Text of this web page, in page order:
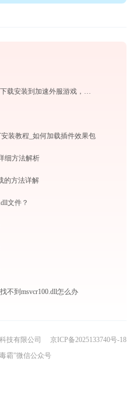
小黑盒加速器使用指南：从下载安装到加速外服游戏，免费版够用吗
装教程_如何加载插件效果包
细方法解析
的方法详解
文件？
不到msvcr100.dll怎么办
技有限公司
京ICP备2025133740号-18
霸”微信公众号